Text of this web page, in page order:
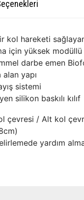
kol hareketi
için yüksek
darbe emen
alan yapı
sistemi
silikon baskılı kılıf
çevresi / Alt kol
yardım